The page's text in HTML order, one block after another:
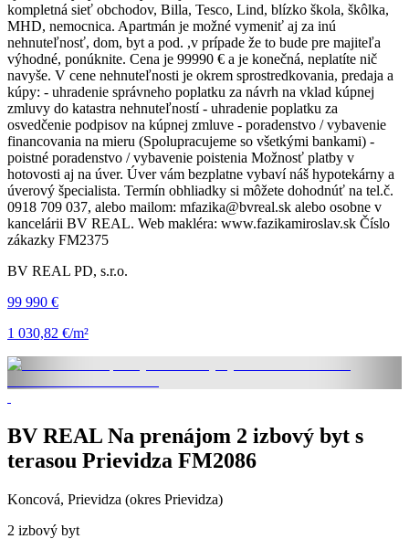
kompletná sieť obchodov, Billa, Tesco, Lind, blízko škola, škôlka,
MHD, nemocnica. Apartmán je možné vymeniť aj za inú
nehnuteľnosť, dom, byt a pod. ,v prípade že to bude pre majiteľa
výhodné, ponúknite. Cena je 99990 € a je konečná, neplatíte nič
navyše. V cene nehnuteľnosti je okrem sprostredkovania, predaja a
kúpy: - uhradenie správneho poplatku za návrh na vklad kúpnej
zmluvy do katastra nehnuteľností - uhradenie poplatku za
osvedčenie podpisov na kúpnej zmluve - poradenstvo / vybavenie
financovania na mieru (Spolupracujeme so všetkými bankami) -
poistné poradenstvo / vybavenie poistenia Možnosť platby v
hotovosti aj na úver. Úver vám bezplatne vybaví náš hypotekárny a
úverový špecialista. Termín obhliadky si môžete dohodnúť na tel.č.
0918 709 037, alebo mailom: mfazika@bvreal.sk alebo osobne v
kancelárii BV REAL. Web makléra: www.fazikamiroslav.sk Číslo
zákazky FM2375
BV REAL PD, s.r.o.
99 990 €
1 030,82 €/m²
BV REAL Na prenájom 2 izbový byt s
terasou Prievidza FM2086
Koncová, Prievidza (okres Prievidza)
2 izbový byt